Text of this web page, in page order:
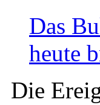
Das
heute
Die